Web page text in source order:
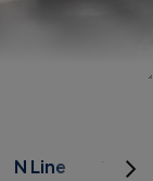
N Line